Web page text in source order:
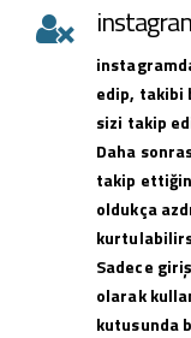
edip, takibi
sizi takip
Daha
takip
oldukça
Sadece
olarak
kutusunda